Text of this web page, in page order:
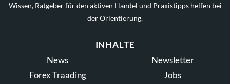
Wissen, Ratgeber für den aktiven Handel und Praxistipps helfen bei
der Orientierung.
INHALTE
News
Forex Traading
Newsletter
Jobs